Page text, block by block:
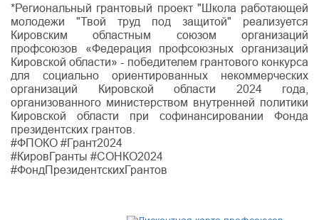
*Региональный грантовый проект "Школа работающей
молодежи "Твой труд под защитой" реализуется
Кировским областным союзом организаций
профсоюзов «Федерация профсоюзных организаций
Кировской области» - победителем грантового конкурса
для социально ориентированных некоммерческих
организаций Кировской области 2024 года,
организованного министерством внутренней политики
Кировской области при софинансировании Фонда
президентских грантов.
#ФПОКО #Грант2024
#КировГранты #СОНКО2024
#ФондПрезидентскихГрантов